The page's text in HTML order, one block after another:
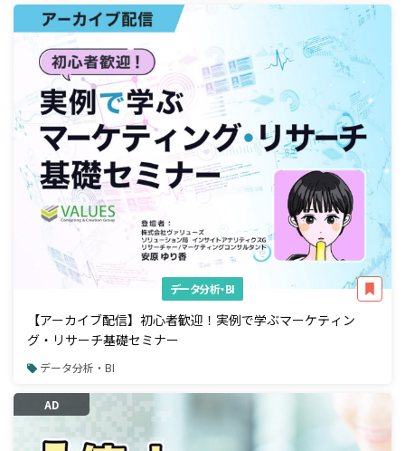
データ分析・BI
【アーカイブ配信】初心者歓迎！実例で学ぶマーケティン
グ・リサーチ基礎セミナー
データ分析・BI
AD